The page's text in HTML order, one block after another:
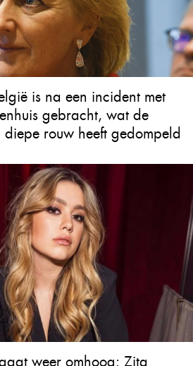
is na een incident met
gebracht, wat de
rouw heeft gedompeld
weer omhoog: Zita